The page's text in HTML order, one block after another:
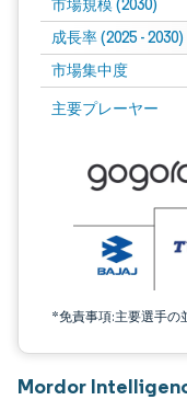
市場規模 (2030)
成長率 (2025 - 2030)
市場集中度
主要プレーヤー
*免責事項:主要選手の
画像 © Mordor
Mordor